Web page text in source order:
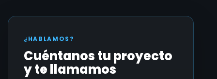
¿HABLAMOS?
Cuéntanos tu proyecto
y te llamamos